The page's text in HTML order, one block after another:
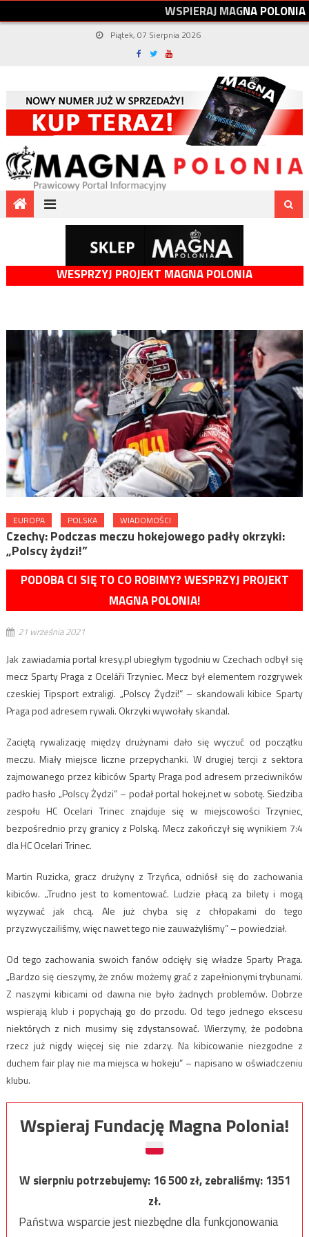
WSPIERAJMAGNAPOLONIA
Piątek, 07 Sierpnia 2026
WESPRZYJ PROJEKT MAGNA POLONIA
EUROPA POLSKA WIADOMOŚCI
Czechy: Podczas meczu hokejowego padły okrzyki:
„Polscy żydzi!”
PODOBA CI SIĘ TO CO ROBIMY? WESPRZYJ PROJEKT
MAGNA POLONIA!
21 września 2021
Jak zawiadamia portal kresy.pl ubiegłym tygodniu w Czechach odbył się
mecz Sparty Praga z Oceláři Trzyniec. Mecz był elementem rozgrywek
czeskiej Tipsport extraligi. „Polscy Żydzi!” – skandowali kibice Sparty
Praga pod adresem rywali. Okrzyki wywołały skandal.
Zaciętą rywalizację między drużynami dało się wyczuć od początku
meczu. Miały miejsce liczne przepychanki. W drugiej tercji z sektora
zajmowanego przez kibiców Sparty Praga pod adresem przeciwników
padło hasło „Polscy Żydzi” – podał portal hokej.net w sobotę. Siedziba
zespołu HC Ocelari Trinec znajduje się w miejscowości Trzyniec,
bezpośrednio przy granicy z Polską. Mecz zakończył się wynikiem 7:4
dla HC Ocelari Trinec.
Martin Ruzicka, gracz drużyny z Trzyńca, odniósł się do zachowania
kibiców. „Trudno jest to komentować. Ludzie płacą za bilety i mogą
wyzywać jak chcą. Ale już chyba się z chłopakami do tego
przyzwyczailiśmy, więc nawet tego nie zauważyliśmy” – powiedział.
Od tego zachowania swoich fanów odcięły się władze Sparty Praga.
„Bardzo się cieszymy, że znów możemy grać z zapełnionymi trybunami.
Z naszymi kibicami od dawna nie było żadnych problemów. Dobrze
wspierają klub i popychają go do przodu. Od tego jednego ekscesu
niektórych z nich musimy się zdystansować. Wierzymy, że podobna
rzecz już nigdy więcej się nie zdarzy. Na kibicowanie niezgodne z
duchem fair play nie ma miejsca w hokeju” – napisano w oświadczeniu
klubu.
Wspieraj Fundację Magna Polonia!
W sierpniu potrzebujemy:16 500zł, zebraliśmy:1351
zł.
Państwa wsparcie jest niezbędne dla funkcjonowania